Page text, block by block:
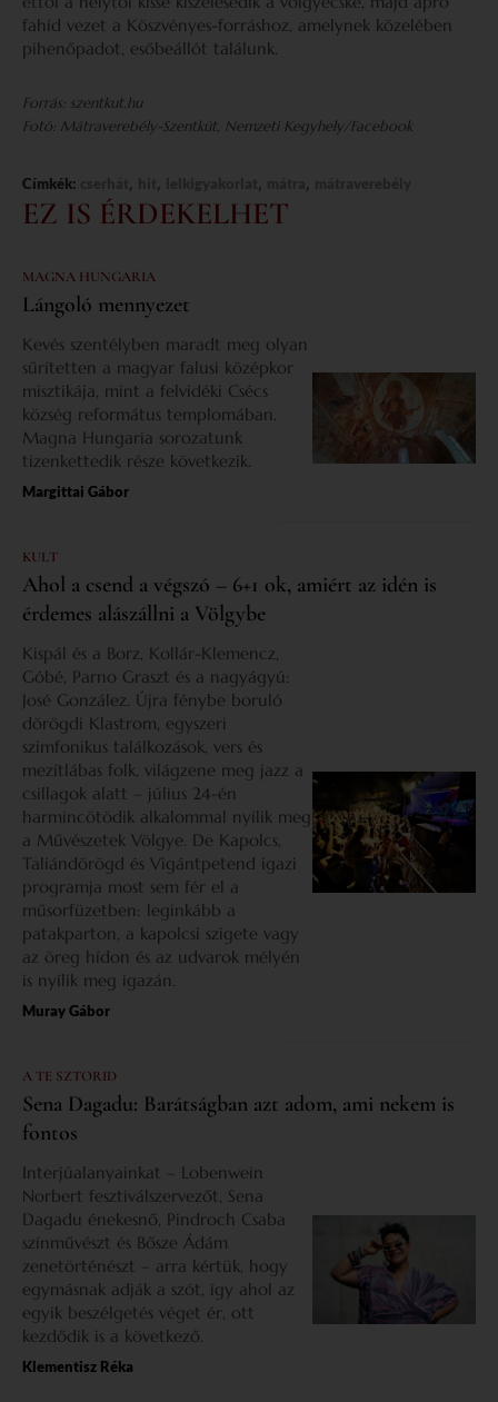
fahíd vezet a Köszvényes-forráshoz, amelynek közelében
pihenőpadot, esőbeállót találunk.
Forrás: szentkut.hu
Fotó: Mátraverebély-Szentkút, Nemzeti Kegyhely/Facebook
Címkék: , , , ,
EZ IS ÉRDEKELHET
MAGNA HUNGARIA
Lángoló mennyezet
Kevés szentélyben maradt meg olyan
sűrítetten a magyar falusi középkor
misztikája, mint a felvidéki Csécs
község református templomában.
Magna Hungaria sorozatunk
tizenkettedik része következik.
Margittai Gábor
KULT
Ahol a csend a végszó – 6+1 ok, amiért az idén is
érdemes alászállni a Völgybe
Kispál és a Borz, Kollár-Klemencz,
Góbé, Parno Graszt és a nagyágyú:
José González. Újra fénybe boruló
dörögdi Klastrom, egyszeri
szimfonikus találkozások, vers és
mezítlábas folk, világzene meg jazz a
csillagok alatt – július 24-én
harmincötödik alkalommal nyílik meg
a Művészetek Völgye. De Kapolcs,
Taliándörögd és Vigántpetend igazi
programja most sem fér el a
műsorfüzetben: leginkább a
patakparton, a kapolcsi szigete vagy
az öreg hídon és az udvarok mélyén
is nyílik meg igazán.
Muray Gábor
A TE SZTORID
Sena Dagadu: Barátságban azt adom, ami nekem is
fontos
Interjúalanyainkat – Lobenwein
Norbert fesztiválszervezőt, Sena
Dagadu énekesnő, Pindroch Csaba
színművészt és Bősze Ádám
zenetörténészt – arra kértük, hogy
egymásnak adják a szót, így ahol az
egyik beszélgetés véget ér, ott
kezdődik is a következő.
Klementisz Réka